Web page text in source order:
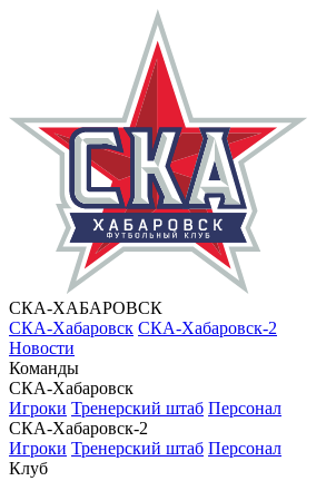
СКА-ХАБАРОВСК
СКА-Хабаровск СКА-Хабаровск-2
Новости
Команды
СКА-Хабаровск
Игроки Тренерский штаб Персонал
СКА-Хабаровск-2
Игроки Тренерский штаб Персонал
Клуб